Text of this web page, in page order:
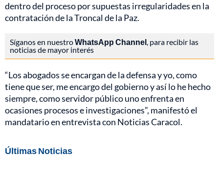
dentro del proceso por supuestas irregularidades en la
contratación de la Troncal de la Paz.
Síganos en nuestroWhatsApp Channel , para recibir las
noticias de mayor interés
“Los abogados se encargan de la defensa y yo, como
tiene que ser, me encargo del gobierno y así lo he hecho
siempre, como servidor público uno enfrenta en
ocasiones procesos e investigaciones”, manifestó el
mandatario en entrevista con Noticias Caracol.
Últimas Noticias